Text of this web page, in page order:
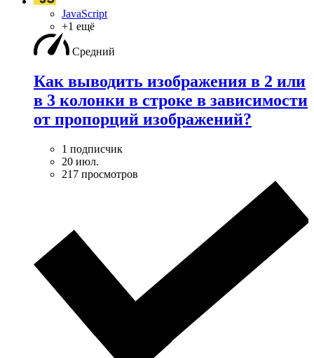
JavaScript
+1 ещё
Средний
Как выводить изображения в 2 или
в 3 колонки в строке в зависимости
от пропорций изображений?
1 подписчик
20 июл.
217 просмотров